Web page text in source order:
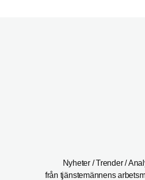
Nyheter / Trender /
från tjänstemännens